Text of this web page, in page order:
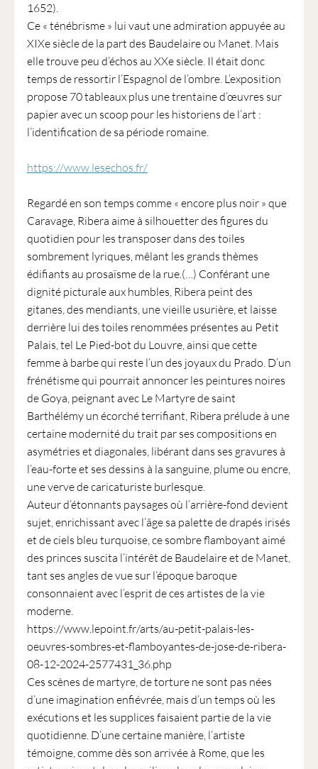
1652).
Ce « ténébrisme » lui vaut une admiration appuyée au
XIXe siècle de la part des Baudelaire ou Manet. Mais
elle trouve peu d’échos au XXe siècle. Il était donc
temps de ressortir l’Espagnol de l’ombre. L’exposition
propose 70 tableaux plus une trentaine d’œuvres sur
papier avec un scoop pour les historiens de l’art :
l’identification de sa période romaine.
https://www.lesechos.fr/
Regardé en son temps comme « encore plus noir » que
Caravage, Ribera aime à silhouetter des figures du
quotidien pour les transposer dans des toiles
sombrement lyriques, mêlant les grands thèmes
édifiants au prosaïsme de la rue.(…) Conférant une
dignité picturale aux humbles, Ribera peint des
gitanes, des mendiants, une vieille usurière, et laisse
derrière lui des toiles renommées présentes au Petit
Palais, tel Le Pied-bot du Louvre, ainsi que cette
femme à barbe qui reste l’un des joyaux du Prado. D’un
frénétisme qui pourrait annoncer les peintures noires
de Goya, peignant avec Le Martyre de saint
Barthélémy un écorché terrifiant, Ribera prélude à une
certaine modernité du trait par ses compositions en
asymétries et diagonales, libérant dans ses gravures à
l’eau-forte et ses dessins à la sanguine, plume ou encre,
une verve de caricaturiste burlesque.
Auteur d’étonnants paysages où l’arrière-fond devient
sujet, enrichissant avec l’âge sa palette de drapés irisés
et de ciels bleu turquoise, ce sombre flamboyant aimé
des princes suscita l’intérêt de Baudelaire et de Manet,
tant ses angles de vue sur l’époque baroque
consonnaient avec l’esprit de ces artistes de la vie
moderne.
https://www.lepoint.fr/arts/au-petit-palais-les-
oeuvres-sombres-et-flamboyantes-de-jose-de-ribera-
08-12-2024-2577431_36.php
Ces scènes de martyre, de torture ne sont pas nées
d’une imagination enfiévrée, mais d’un temps où les
exécutions et les supplices faisaient partie de la vie
quotidienne. D’une certaine manière, l’artiste
témoigne, comme dès son arrivée à Rome, que les